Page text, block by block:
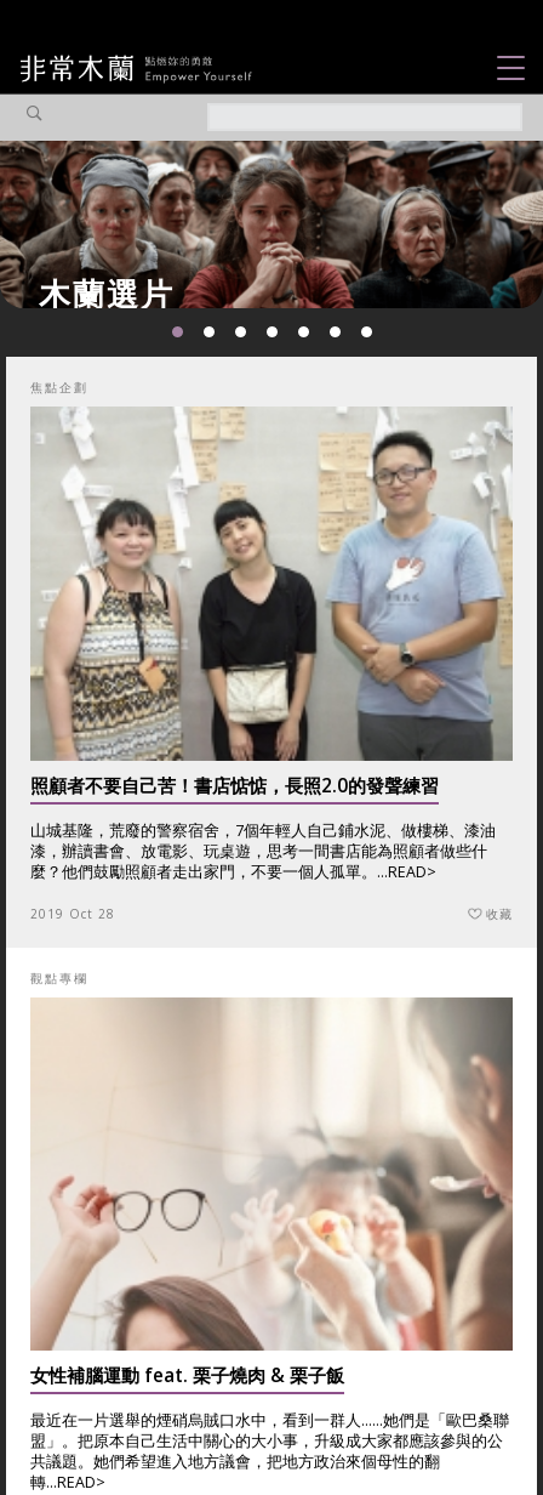
觀點專欄
焦點企劃
社會企業
認識我們
焦點企劃
照顧者不要自己苦！書店惦惦，長照2.0的發聲練習
山城基隆，荒廢的警察宿舍，7個年輕人自己鋪水泥、做樓梯、漆油
漆，辦讀書會、放電影、玩桌遊，思考一間書店能為照顧者做些什
麼？他們鼓勵照顧者走出家門，不要一個人孤單。...READ>
2019 Oct 28 收藏
觀點專欄
女性補腦運動 feat. 栗子燒肉 & 栗子飯
最近在一片選舉的煙硝烏賊口水中，看到一群人……她們是「歐巴桑聯
盟」。把原本自己生活中關心的大小事，升級成大家都應該參與的公
共議題。她們希望進入地方議會，把地方政治來個母性的翻
轉...READ>